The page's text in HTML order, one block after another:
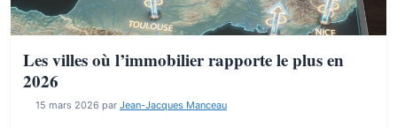
Les villes où l’immobilier rapporte le plus en
2026
15 mars 2026 par Jean-Jacques Manceau